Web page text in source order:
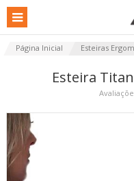
Página Inicial Esteiras
Esteira